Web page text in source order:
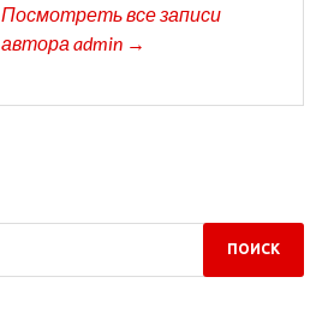
Посмотреть все записи
автора admin →